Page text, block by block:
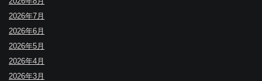
2026年7月
2026年6月
2026年5月
2026年4月
2026年3月